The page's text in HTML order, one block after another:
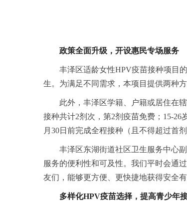
政策全面升级，开设惠民专场服务
丰泽区适龄女性HPV疫苗接种项目
生。为满足不同需求，本项目提供两种
此外，丰泽区学籍、户籍或居住在
接种共计2剂次，第2剂疫苗免费；15-26
月30日前完成全程接种（且不得超过首
丰泽区东湖街道社区卫生服务中心
服务的便利性和可及性。我们平时会通
友们，能够更方便、更快捷地获得安全
多样化HPV疫苗选择，提高青少年